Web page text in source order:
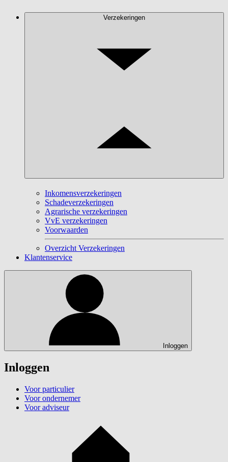
Verzekeringen
Inkomensverzekeringen
Schadeverzekeringen
Agrarische verzekeringen
VvE verzekeringen
Voorwaarden
Overzicht Verzekeringen
Klantenservice
Inloggen
Inloggen
Voor particulier
Voor ondernemer
Voor adviseur